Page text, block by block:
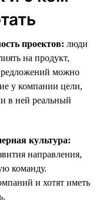
проектов: люди
на продукт,
можно
у компании цели,
в ней реальный
культура:
направления,
команду.
и хотят иметь